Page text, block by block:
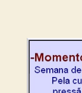
intelectualmente
amor Ágape de
Fique com a paz
Fé Oração do